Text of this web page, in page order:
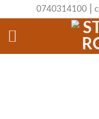
content
0740314100